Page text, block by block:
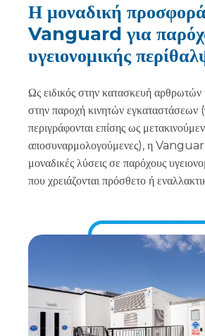
Η μοναδική
Vanguard για
υγειονομικής
Ως ειδικός στην κατασκευή
στην παροχή κινητών εγκαταστάσεων
περιγράφονται επίσης ως
αποσυναρμολογούμενες), η
μοναδικές λύσεις σε παρόχους
που χρειάζονται πρόσθετο ή